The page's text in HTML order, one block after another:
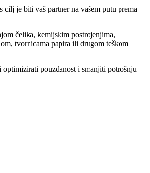
je biti vaš partner na vašem putu prema
čelika, kemijskim postrojenjima,
tvornicama papira ili drugom teškom
optimizirati pouzdanost i smanjiti potrošnju